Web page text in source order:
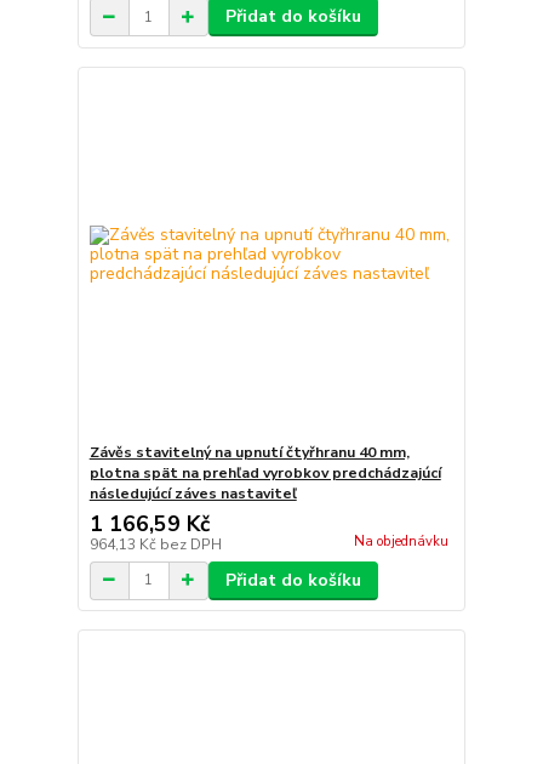
Přidat do košíku
Závěs stavitelný na upnutí čtyřhranu 40 mm,
plotna spät na prehľad vyrobkov predchádzajúcí
následujúcí záves nastaviteľ
1 166,59 Kč
964,13 Kč bez DPH Na objednávku
Přidat do košíku